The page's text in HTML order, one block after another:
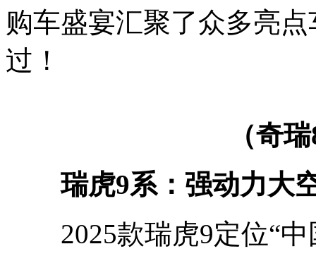
购车盛宴汇聚了众多亮
过！
（奇
瑞虎9系：强动力大
2025款瑞虎9定位“中